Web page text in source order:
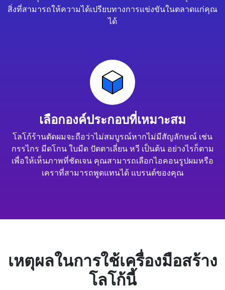
สิ่งที่สามารถให้ความได้เปรียบทางการแข่งขันในตลาดแก่คุณ
ได้
เลือกองค์ประกอบที่เหมาะสม
โลโก้ร้านตัดผมจะถือว่าไม่สมบูรณ์หากไม่มีสัญลักษณ์ เช่น
กรรไกร มีดโกน ใบมีด ปัตตาเลี่ยน หวี เป็นต้น อย่างไรก็ตาม
เพื่อให้เห็นภาพที่ชัดเจน คุณสามารถเลือกไอคอนรูปผมหรือ
เคราที่สามารถพูดแทนได้ แบรนด์ของคุณ
เหตุผลในการใช้เครื่องมือสร้าง
โลโก้นี้